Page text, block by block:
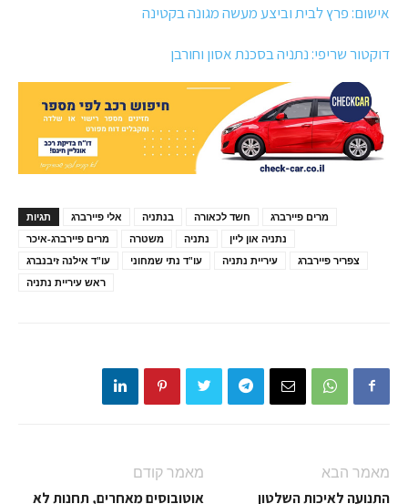
אישום: פרץ לבית וביצע מעשה מגונה בקטינה
דוקטור שריפי: נתניה בסכנת אסון וחורבן
תגיות אלי פיירברג בנתניה חשד לכאורה
מרים פיירברג
מרים פיירברג-איכר
משטרה נתניה
נתניה און ליין
עו"ד אילנה זיבנברג
עו"ד נתי שמחוני עיריית נתניה
צפריר פיירברג
ראש עיריית נתניה
מאמר קודם
אוטובוסים מאחרים, תחנות לא
מאמר הבא
התנועה לאיכות השלטון